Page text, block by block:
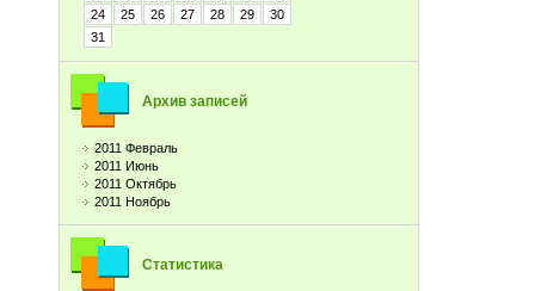
24
25 26 27 28 29
30
31
Архив записей
2011 Февраль
2011 Июнь
2011 Октябрь
2011 Ноябрь
Статистика